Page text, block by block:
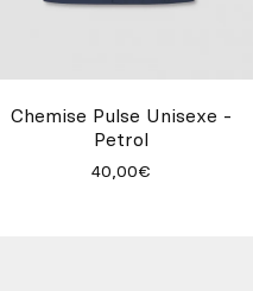
Chemise Pulse Unisexe -
Petrol
40,00€